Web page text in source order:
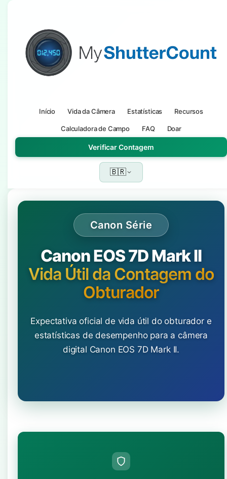
Início Vida da Câmera Estatísticas Recursos
Calculadora de Campo FAQ Doar
Verificar Contagem
🇧🇷
Canon Série
Canon EOS 7D Mark II
Vida Útil da Contagem do
Obturador
Expectativa oficial de vida útil do obturador e
estatísticas de desempenho para a câmera
digital Canon EOS 7D Mark II.